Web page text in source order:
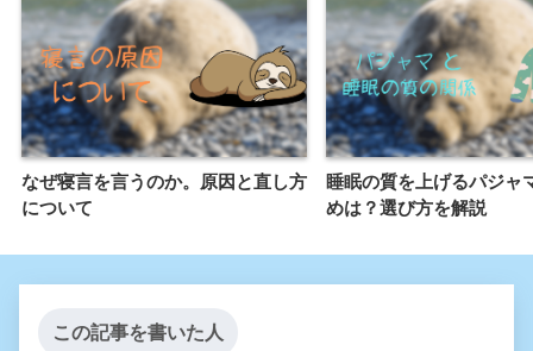
なぜ寝言を言うのか。原因と直し方
について
睡眠の質を上げるパジャ
めは？選び方を解説
この記事を書いた人